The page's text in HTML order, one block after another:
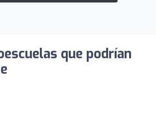
que podrían